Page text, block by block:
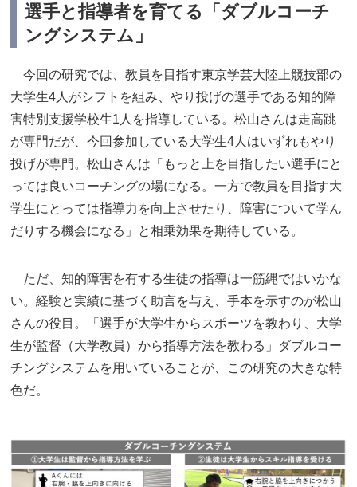
選手と指導者を育てる「ダブルコーチ
ングシステム」
今回の研究では、教員を目指す東京学芸大陸上競技部の
大学生4人がシフトを組み、やり投げの選手である知的障
害特別支援学校生1人を指導している。松山さんは走高跳
が専門だが、今回参加している大学生4人はいずれもやり
投げが専門。松山さんは「もっと上を目指したい選手にと
っては良いコーチングの場になる。一方で教員を目指す大
学生にとっては指導力を向上させたり、障害について学ん
だりする機会になる」と相乗効果を期待している。
ただ、知的障害を有する生徒の指導は一筋縄ではいかな
い。経験と実績に基づく助言を与え、手本を示すのが松山
さんの役目。「選手が大学生からスポーツを教わり、大学
生が監督（大学教員）から指導方法を教わる」ダブルコー
チングシステムを用いていることが、この研究の大きな特
色だ。